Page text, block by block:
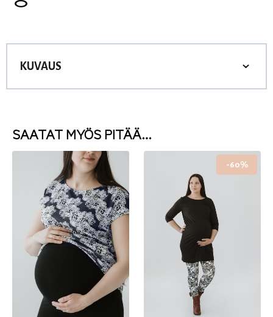
KUVAUS
SAATAT MYÖS PITÄÄ…
-60%